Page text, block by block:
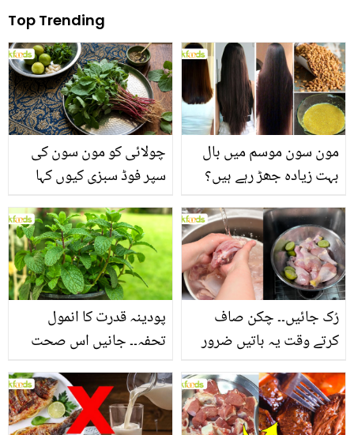
Top Trending
چولائی کو مون سون کی
سپر فوڈ سبزی کیوں کہا
جاتا ہے؟ جانیں وٹامنز،
منرلز اور اینٹی آکسیڈنٹس
سے بھرپور اس سبزی کے
فائدے
مون سون موسم میں بال
بہت زیادہ جھڑ رہے ہیں؟
جانیں بالوں کو مضبوط
بنانے کے چند قدرتی طریقے
پودینہ قدرت کا انمول
تحفہ۔۔ جانیں اس صحت
بخش پتوں کے 10 حیرت
انگیز طبی فوائد
رُک جائیں۔۔ چکن صاف
کرتے وقت یہ باتیں ضرور
یاد رکھیں